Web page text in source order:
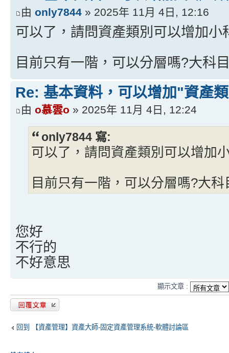
由 only7844 » 2025年 11月 4日, 12:16
可以了，請問資產類別可以增加小
目前只有一階，可以分層嗎?大科
Re: 基本資料，可以增加"資產
由 o慕雲o » 2025年 11月 4日, 12:24
only7844 寫:
可以了，請問資產類別可以增加
目前只有一階，可以分層嗎?大
您好
不行的
不好意思
顯示文章 :
發表回覆
回到 【資產管理】資產大師-固定資產管理系統-軟體討論區